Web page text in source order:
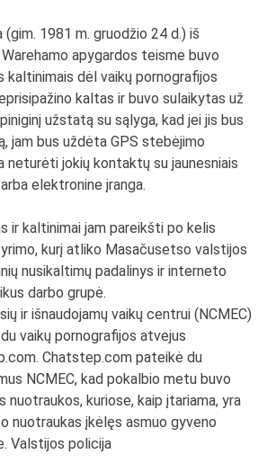
(gim. 1981 m. gruodžio 24 d.) iš
apygardos teisme buvo
dėl vaikų pornografijos
kaltas ir buvo sulaikytas už
užstatą su sąlyga, kad jei jis bus
jam bus uždėta GPS stebėjimo
neturėti jokių kontaktų su jaunesniais
elektronine įranga.
ir kaltinimai jam pareikšti po kelis
kurį atliko Masačusetso valstijos
nusikaltimų padalinys ir interneto
darbo grupė.
ir išnaudojamų vaikų centrui (NCMEC)
vaikų pornografijos atvejus
Chatstep.com pateikė du
NCMEC, kad pokalbio metu buvo
kuriose, kaip įtariama, yra
nuotraukas įkėlęs asmuo gyveno
Valstijos policija